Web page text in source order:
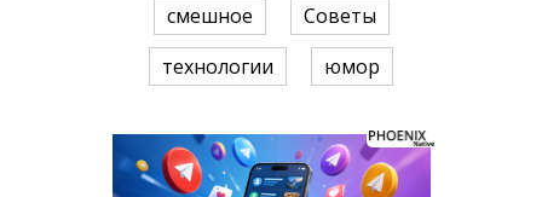
смешное
Советы
технологии
юмор